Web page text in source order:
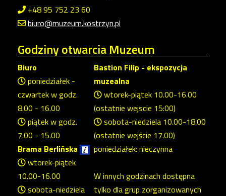
+48 95 752 23 60
biuro@muzeum.kostrzyn.pl
Godzinyotwarcia Muzeum
Biuro
poniedziałek -
czwartek w godz.
8.00 - 16.00
piątek w godz.
7.00 - 15.00
Brama Berlińska
wtorek-piątek
10.00-16.00
sobota-niedziela
Bastion Filip - ekspozycja
muzealna
wtorek-piątek 10.00-16.00
(ostatnie wejscie 15:00)
sobota-niedziela 10.00-18.00
(ostatnie wejście 17.00)
poniedziałek: nieczynna
W innych godzinach dostępna
tylko dla grup zorganizowanych